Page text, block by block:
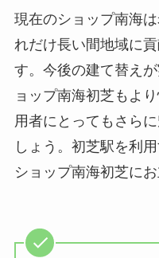
現在のショップ南海
れだけ長い間地域に
す。今後の建て替え
ョップ南海初芝もよ
用者にとってもさら
しょう。初芝駅を利
ショップ南海初芝に